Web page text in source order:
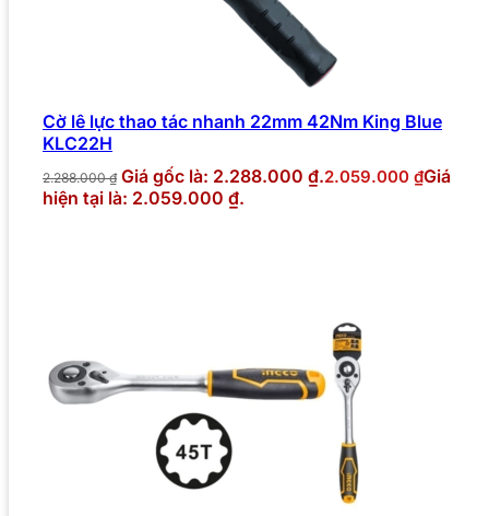
Cờ lê lực thao tác nhanh 22mm 42Nm King Blue
KLC22H
2.288.000₫ Giá gốc là: 2.288.000 ₫.2.059.000 ₫Giá
hiện tại là: 2.059.000 ₫.